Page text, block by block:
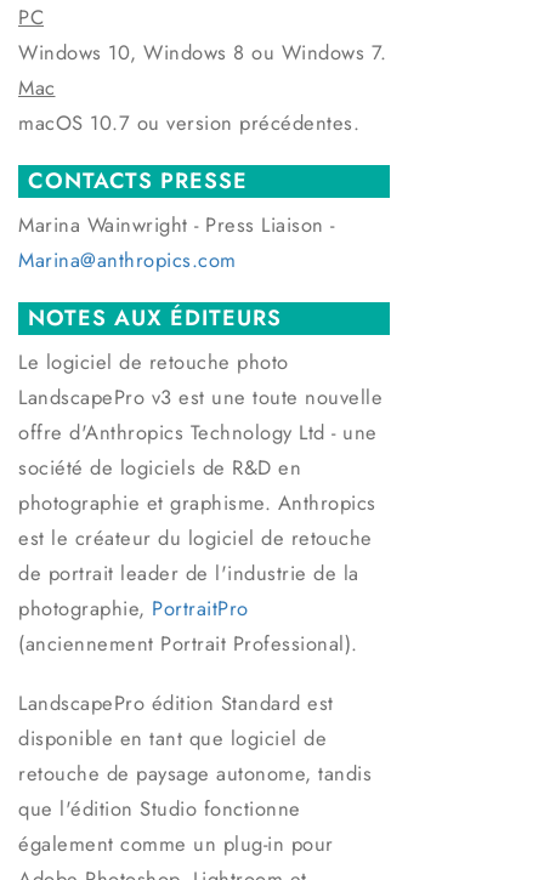
PC
Windows 10, Windows 8 ou Windows 7.
Mac
macOS 10.7 ou version précédentes.
CONTACTS PRESSE
Marina Wainwright - Press Liaison -
Marina@anthropics.com
NOTES AUX ÉDITEURS
Le logiciel de retouche photo
LandscapePro v3 est une toute nouvelle
offre d'Anthropics Technology Ltd - une
société de logiciels de R&D en
photographie et graphisme. Anthropics
est le créateur du logiciel de retouche
de portrait leader de l'industrie de la
photographie, PortraitPro
(anciennement Portrait Professional).
LandscapePro édition Standard est
disponible en tant que logiciel de
retouche de paysage autonome, tandis
que l'édition Studio fonctionne
également comme un plug-in pour